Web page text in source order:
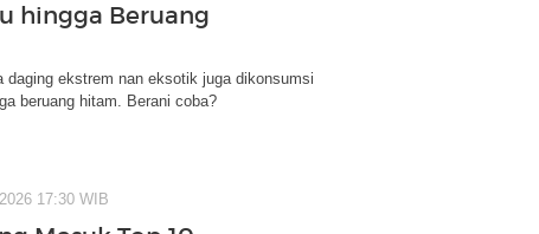
hingga Beruang
daging ekstrem nan eksotik juga dikonsumsi
beruang hitam. Berani coba?
17:30 WIB